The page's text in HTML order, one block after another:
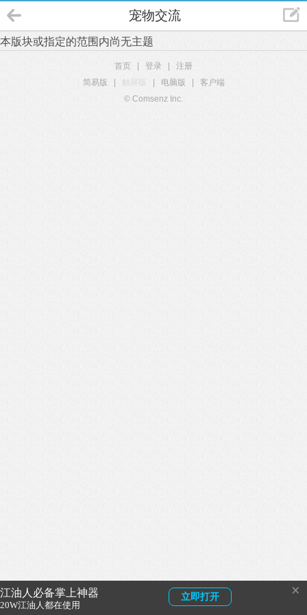
江油人必备掌上神器
20W江油人都在使用
立即打开 ×
宠物交流
本版块或指定的范围内尚无主题
首页 登录
注册
简易版
触屏版 电脑版
客户端
© Comsenz Inc.